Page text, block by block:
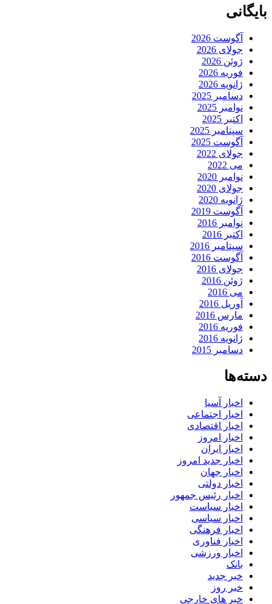
بایگانی
آگوست 2026
جولای 2026
ژوئن 2026
فوریه 2026
ژانویه 2026
دسامبر 2025
نوامبر 2025
اکتبر 2025
سپتامبر 2025
آگوست 2025
جولای 2022
می 2022
نوامبر 2020
جولای 2020
ژانویه 2020
آگوست 2019
نوامبر 2016
اکتبر 2016
سپتامبر 2016
آگوست 2016
جولای 2016
ژوئن 2016
می 2016
آوریل 2016
مارس 2016
فوریه 2016
ژانویه 2016
دسامبر 2015
دسته‌ها
اخبار آسیا
اخبار اجتماعی
اخبار اقتصادی
اخبار امروز
اخبار ایران
اخبار جدید امروز
اخبار جهان
اخبار دولتی
اخبار رئیس جمهور
اخبار سیاست
اخبار سیاسی
اخبار فرهنگی
اخبار فناوری
اخبار ورزشی
بانک
خبر جدید
خبر روز
خبر های خارجی